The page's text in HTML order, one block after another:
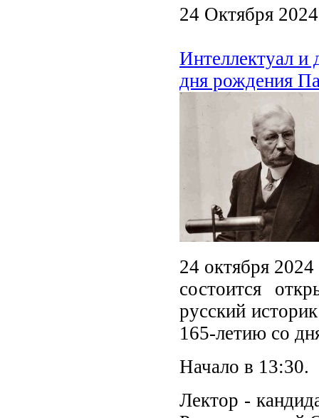
24 Октября 2024
Интеллектуал и
дня рождения
24 октября
состоится
русский
165-летию со
Начало в 13:30.
Лектор -